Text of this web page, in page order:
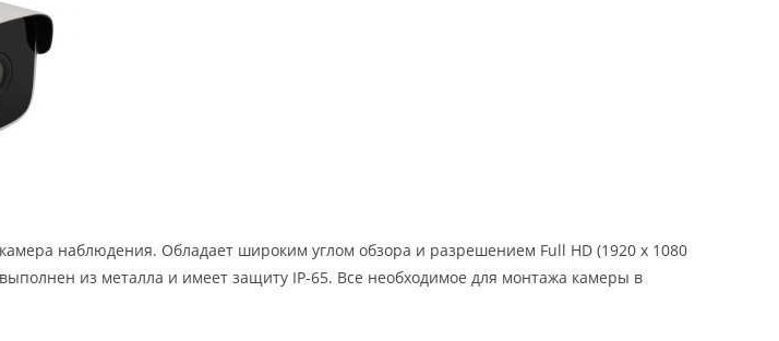
наблюдения. Обладает широким углом обзора и разрешением Full HD (1920 х 1080
из металла и имеет защиту IP-65. Все необходимое для монтажа камеры в